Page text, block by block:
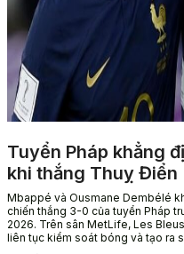
Tuyển Pháp khẳng
khi thắng Thuỵ Điển
Mbappé và Ousmane Dembélé
chiến thắng 3-0 của tuyển Pháp
2026. Trên sân MetLife, Les
liên tục kiểm soát bóng và tạo ra